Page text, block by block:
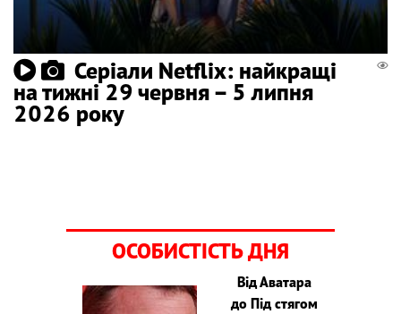
Серіали Netflix: найкращі
на тижні 29 червня – 5 липня
2026 року
ОСОБИСТІСТЬ ДНЯ
Від Аватара
до Під стягом